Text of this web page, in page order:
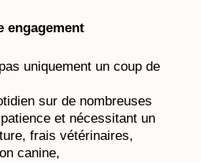
engagement
uniquement un coup de
sur de nombreuses
et nécessitant un
frais vétérinaires,
canine,